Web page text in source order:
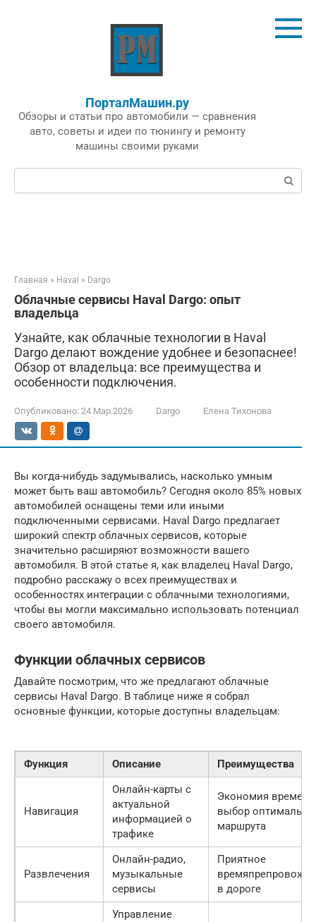
ПорталМашин.ру
Обзоры и статьи про автомобили — сравнения
авто, советы и идеи по тюнингу и ремонту
машины своими руками
Поиск:
Главная » Haval » Dargo
Облачные сервисы Haval Dargo: опыт
владельца
Узнайте, как облачные технологии в Haval
Dargo делают вождение удобнее и безопаснее!
Обзор от владельца: все преимущества и
особенности подключения.
Опубликовано: 24.Мар.2026 Dargo Елена Тихонова
Вы когда-нибудь задумывались, насколько умным
может быть ваш автомобиль? Сегодня около 85% новых
автомобилей оснащены теми или иными
подключенными сервисами. Haval Dargo предлагает
широкий спектр облачных сервисов, которые
значительно расширяют возможности вашего
автомобиля. В этой статье я, как владелец Haval Dargo,
подробно расскажу о всех преимуществах и
особенностях интеграции с облачными технологиями,
чтобы вы могли максимально использовать потенциал
своего автомобиля.
Функции облачных сервисов
Давайте посмотрим, что же предлагают облачные
сервисы Haval Dargo. В таблице ниже я собрал
основные функции, которые доступны владельцам:
Функция Описание Преимущества
Навигация
Онлайн-карты с
актуальной
информацией о
трафике
Экономия
выбор
маршрута
Развлечения
Онлайн-радио,
музыкальные
сервисы
Приятное
в дороге
Управление